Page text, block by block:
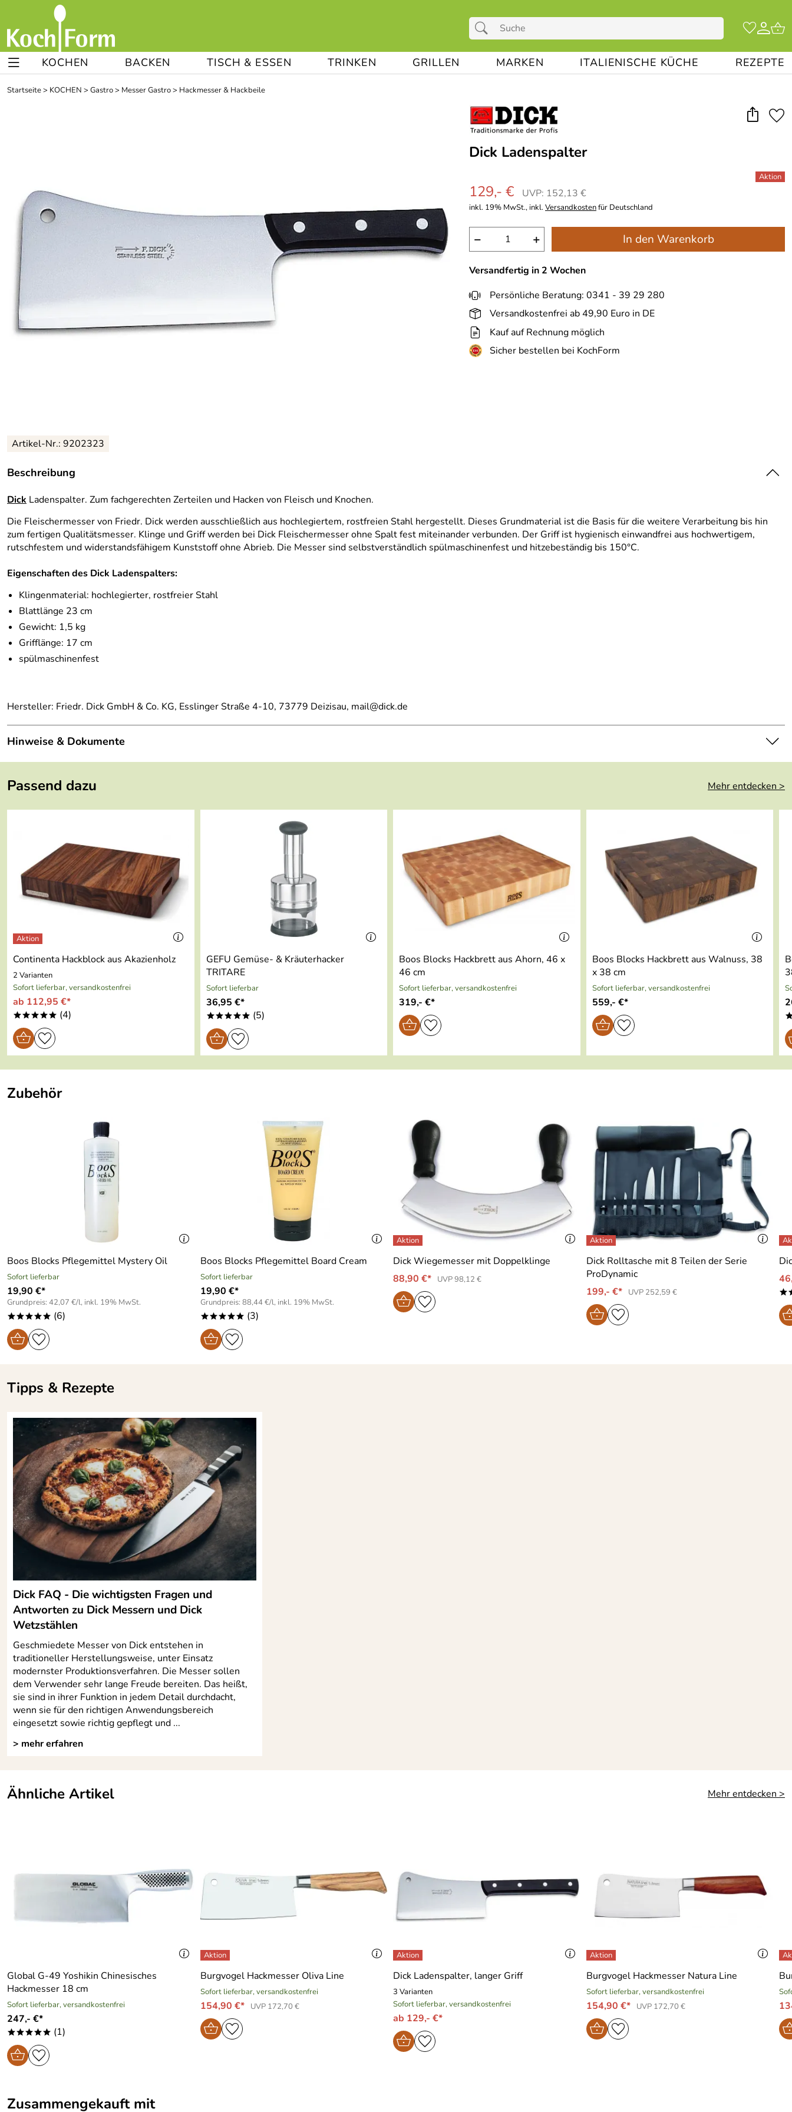
KOCHEN BACKEN TISCH & ESSEN TRINKEN GRILLEN MARKEN ITALIENISCHE KÜCHE REZEPTE
Startseite> KOCHEN > Gastro> Messer Gastro> Hackmesser & Hackbeile
Dick Ladenspalter
129,- € UVP: 152,13 €
inkl. 19% MwSt., inkl.Versandkostenfür Deutschland
− + In den Warenkorb
Versandfertig in 2 Wochen
Persönliche Beratung: 0341 - 39 29 280
Versandkostenfrei ab 49,90 Euro in DE
Kauf auf Rechnung möglich
Sicher bestellen bei KochForm
Artikel-Nr.: 9202323
Beschreibung
Dick Ladenspalter. Zum fachgerechten Zerteilen und Hacken von Fleisch und Knochen.
Die Fleischermesser von Friedr. Dick werden ausschließlich aus hochlegiertem, rostfreien Stahl hergestellt. Dieses Grundmaterial ist die Basis für die weitere Verarbeitung bis hin
zum fertigen Qualitätsmesser. Klinge und Griff werden bei Dick Fleischermesser ohne Spalt fest miteinander verbunden. Der Griff ist hygienisch einwandfrei aus hochwertigem,
rutschfestem und widerstandsfähigem Kunststoff ohne Abrieb. Die Messer sind selbstverständlich spülmaschinenfest und hitzebeständig bis 150°C.
Eigenschaften des Dick Ladenspalters:
Klingenmaterial: hochlegierter, rostfreier Stahl
Blattlänge 23 cm
Gewicht: 1,5 kg
Grifflänge: 17 cm
spülmaschinenfest
Hersteller: Friedr. Dick GmbH & Co. KG, Esslinger Straße 4-10, 73779 Deizisau, mail@dick.de
Hinweise & Dokumente
Wenn Sie mehr über die Zubereitung von Geflügel wie Enten, Gänsen und Hähnchen und leckere Geflügelrezepte wissen möchten, dann klicken Sie bitte hier.
Wenn Sie mehr über Messerklingen und die Messerpflege von Messer erfahren wollen, dann klicken Sie einfach hier.
Wenn Sie mehr über verschiedene Messerarten von Messern erfahren wollen, dann klicken Sie einfach hier.
Passend dazu Mehr entdecken >
Continenta Hackblock aus Akazienholz
2 Varianten
Sofort lieferbar, versandkostenfrei
ab 112,95 €*
***** (4)
GEFU Gemüse- & Kräuterhacker
TRITARE
Sofort lieferbar
36,95 €*
***** (5)
Boos Blocks Hackbrett aus Ahorn, 46 x
46 cm
Sofort lieferbar, versandkostenfrei
319,- €*
Boos Blocks Hackbrett aus Walnuss, 38
x 38 cm
Sofort lieferbar, versandkostenfrei
559,- €*
Zubehör
Boos Blocks Pflegemittel Mystery Oil
Sofort lieferbar
19,90 €*
Grundpreis: 42,07 €/l, inkl. 19% MwSt.
***** (6)
Boos Blocks Pflegemittel Board Cream
Sofort lieferbar
19,90 €*
Grundpreis: 88,44 €/l, inkl. 19% MwSt.
***** (3)
Dick Wiegemesser mit Doppelklinge
88,90 €*
UVP 98,12 €
Dick Rolltasche mit 8 Teilen der Serie
ProDynamic
199,- €*
UVP 252,59 €
Tipps & Rezepte
Dick FAQ - Die wichtigsten Fragen und
Antworten zu Dick Messern und Dick
Wetzstählen
Geschmiedete Messer von Dick entstehen in
traditioneller Herstellungsweise, unter Einsatz
modernster Produktionsverfahren. Die Messer sollen
dem Verwender sehr lange Freude bereiten. Das heißt,
sie sind in ihrer Funktion in jedem Detail durchdacht,
wenn sie für den richtigen Anwendungsbereich
eingesetzt sowie richtig gepflegt und ...
> mehr erfahren
Ähnliche Artikel Mehr entdecken >
Global G-49 Yoshikin Chinesisches
Hackmesser 18 cm
Sofort lieferbar, versandkostenfrei
247,- €*
***** (1)
Burgvogel Hackmesser Oliva Line
Sofort lieferbar, versandkostenfrei
154,90 €* UVP 172,70 €
Dick Ladenspalter, langer Griff
3 Varianten
Sofort lieferbar, versandkostenfrei
ab 129,- €*
Burgvogel Hackmesser Natura Line
Sofort lieferbar, versandkostenfrei
154,90 €* UVP 172,70 €
Zusammengekauft mit